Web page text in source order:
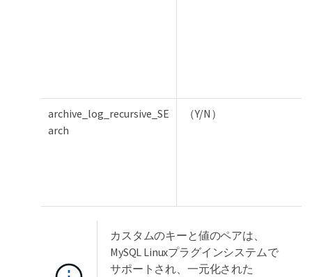
archive_log_recursive_SE
arch
（Y/N）
カスタムのキーと値のペアは、
MySQL Linuxプラグインシステムで
サポートされ、一元化された